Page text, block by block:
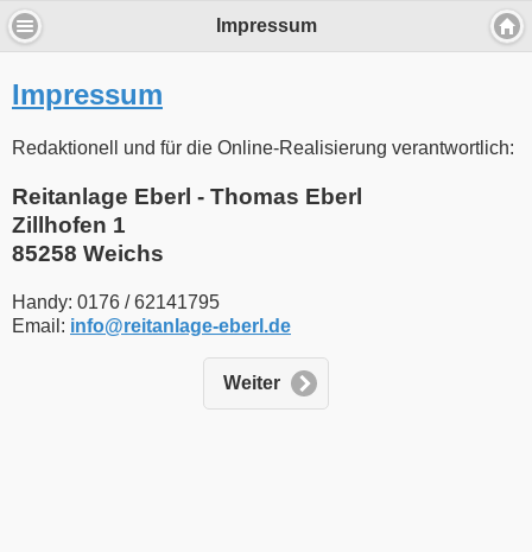
Impressum
Impressum
Redaktionell und für die Online-Realisierung verantwortlich:
Reitanlage Eberl - Thomas Eberl
Zillhofen 1
85258 Weichs
Handy: 0176 / 62141795
Email: info​@​reitanlage-eberl.de
Weiter